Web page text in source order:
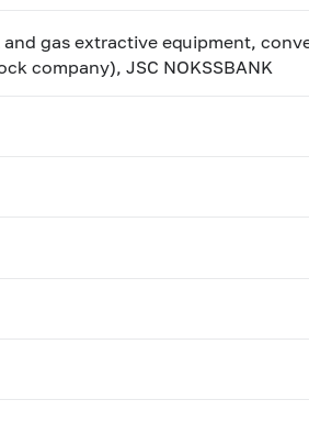
gas extractive equipment,
company), JSC NOKSSBANK